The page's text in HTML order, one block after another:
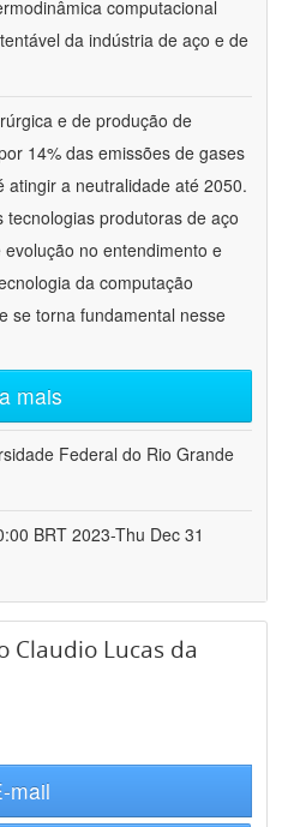
computacional
da indústria de aço e de
e de produção de
14% das emissões de gases
atingir a neutralidade até 2050.
produtoras de aço
no entendimento e
da computação
se torna fundamental nesse
mais
Federal do Rio Grande
BRT 2023-Thu Dec 31
Claudio Lucas da
mail